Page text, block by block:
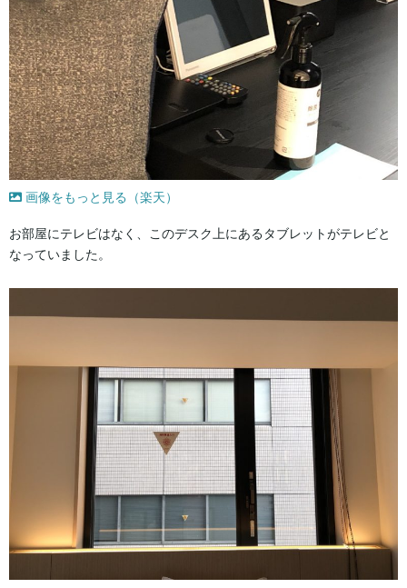
画像をもっと見る（楽天）
お部屋にテレビはなく、このデスク上にあるタブレットがテレビと
なっていました。